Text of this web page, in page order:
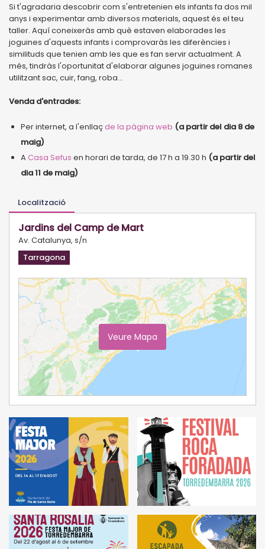
Si t'agradaria descobrir com s'entretenien els infants fa dos mil
anys i experimentar amb diversos materials, aquest és el teu
taller. Aquí coneixeràs amb què estaven elaborades les
joguines d'aquests infants i comprovaràs les diferències i
similituds que tenien amb les que es fan servir actualment. A
més, tindràs l'oportunitat d'elaborar algunes joguines romanes
utilitzant sac, cuir, fang, roba...
Venda d'entrades:
Per internet, a l'enllaçde la pàgina web (a partir del dia 8 de
maig)
ACasa Sefus en horari de tarda, de 17 h a 19.30 h (a partir del
dia 11 de maig)
Localització
Jardins del Camp de Mart
Av. Catalunya, s/n
Tarragona
Veure Mapa